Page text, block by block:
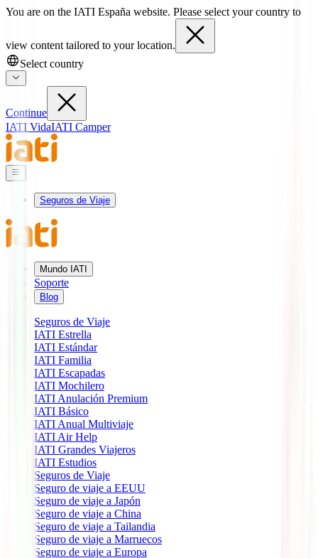
You are on the IATI España website. Please select your country to
view content tailored to your location.
Select country
Continue
IATI VidaIATI Camper
Seguros de Viaje
Mundo IATI
Soporte
Blog
Seguros de Viaje
IATI Estrella
IATI Estándar
IATI Familia
IATI Escapadas
IATI Mochilero
IATI Anulación Premium
IATI Básico
IATI Anual Multiviaje
IATI Air Help
IATI Grandes Viajeros
IATI Estudios
Seguros de Viaje
Seguro de viaje a EEUU
Seguro de viaje a Japón
Seguro de viaje a China
Seguro de viaje a Tailandia
Seguro de viaje a Marruecos
Seguro de viaje a Europa